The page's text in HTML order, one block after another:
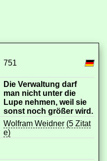
751
Die Verwaltung darf
man nicht unter die
Lupe nehmen, weil sie
sonst noch größer wird.
Wolfram Weidner (5 Zitat
e)